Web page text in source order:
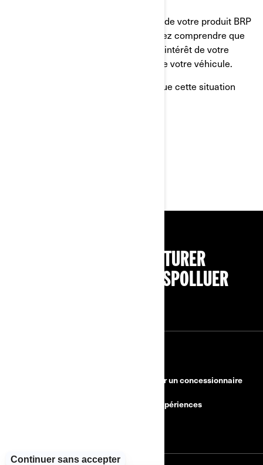
Votre satisfaction continue à l'égard de votre produit BRP
est très importante pour nous. Veuillez comprendre que
nous avons pris cette mesure dans l'intérêt de votre
sécurité et du bon fonctionnement de votre véhicule.
Nous regrettons les inconvénients que cette situation
PENSEZ À COVOITURER
#SEDÉPLACERMOINSPOLLUER
Devenir un concessionnaire
BRP Expériences